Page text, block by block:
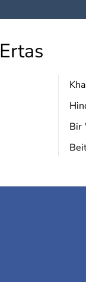
Ertas
Bir